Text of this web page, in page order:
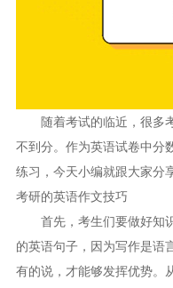
随着考试的临近，很多考
不到分。作为英语试卷中分
练习，今天小编就跟大家分
考研的英语作文技巧
首先，考生们要做好知识
的英语句子，因为写作是语
有的说，才能够发挥优势。